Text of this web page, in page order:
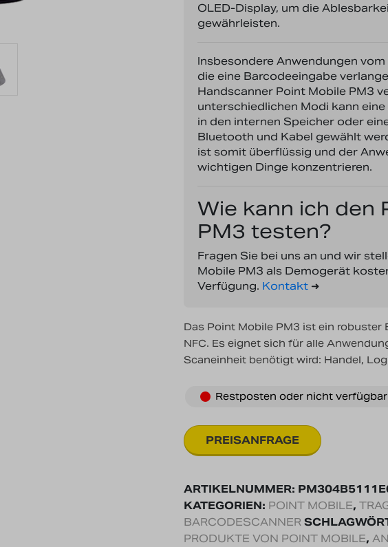
OLED-Display, um die
gewährleisten.
Insbesondere Anwendungen
die eine Barcodeeingabe
Handscanner Point Mobile PM3
unterschiedlichen Modi kann
in den internen Speicher oder
Bluetooth und Kabel gewählt
ist somit überflüssig und der
wichtigen Dinge konzentrieren.
Wie kann ich den
PM3 testen?
Fragen Sie bei uns an und wir
Mobile PM3 als Demogerät
Verfügung. Kontakt ➜
Das Point Mobile PM3 ist ein
NFC. Es eignet sich für alle
Scaneinheit benötigt wird: Handel,
Restposten oder nicht verfügbar
ARTIKELNUMMER:
KATEGORIEN: POINT MOBILE,
BARCODESCANNER
PRODUKTE VON POINT MOBILE,